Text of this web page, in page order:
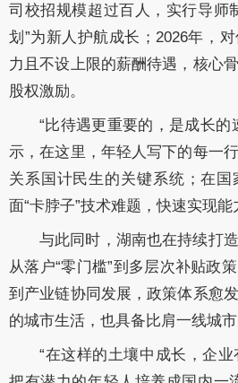
司校招规模超过百人，实行导师
划”为新人护航成长；2026年，
力且不设上限的薪酬待遇，核心
股权激励。
“比待遇更重要的，是成长的
示，在这里，年轻人写下的每一
关系国计民生的关键系统；在
面“卡脖子”技术难题，快速实现能
与此同时，湖南也在持续打
从落户“零门槛”到多层次补贴政
到产业链协同发展，政策体系愈
的城市生活，也具备比肩一线城市
“在这样的土壤中成长，企业